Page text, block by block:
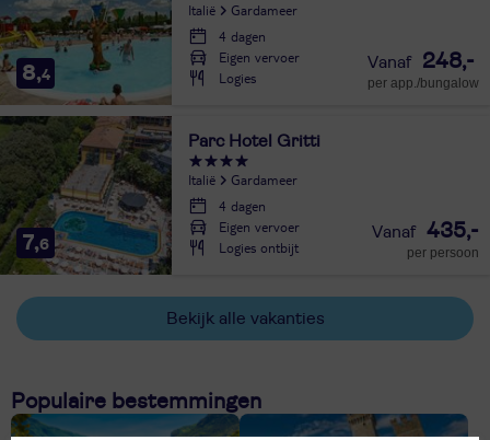
8,4
Italië
Gardameer
4 dagen
Eigen vervoer
Logies
248,-
per app./bungalow
7,6
Parc Hotel Gritti
Italië
Gardameer
4 dagen
Eigen vervoer
Logies ontbijt
435,-
per persoon
Bekijk alle vakanties
Populaire bestemmingen